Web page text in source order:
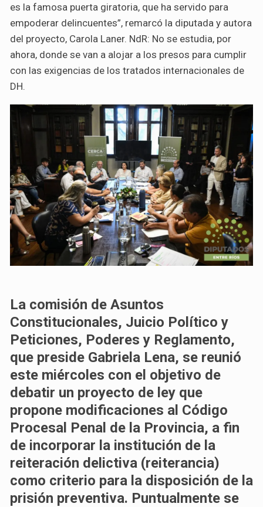
es la famosa puerta giratoria, que ha servido para
empoderar delincuentes”, remarcó la diputada y autora
del proyecto, Carola Laner. NdR: No se estudia, por
ahora, donde se van a alojar a los presos para cumplir
con las exigencias de los tratados internacionales de
DH.
La comisión de Asuntos
Constitucionales, Juicio Político y
Peticiones, Poderes y Reglamento,
que preside Gabriela Lena, se reunió
este miércoles con el objetivo de
debatir un proyecto de ley que
propone modificaciones al Código
Procesal Penal de la Provincia, a fin
de incorporar la institución de la
reiteración delictiva (reiterancia)
como criterio para la disposición de la
prisión preventiva. Puntualmente se